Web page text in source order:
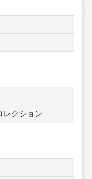
レクション